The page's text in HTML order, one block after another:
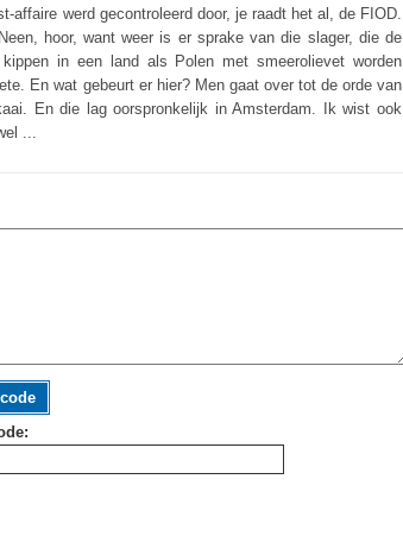
affaire werd gecontroleerd door, je raadt het al, de FIOD.
hoor, want weer is er sprake van die slager, die de
in een land als Polen met smeerolievet worden
En wat gebeurt er hier? Men gaat over tot de orde van
En die lag oorspronkelijk in Amsterdam. Ik wist ook
...